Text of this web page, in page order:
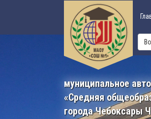
муниципальное
«Средняя
города Чебоксары